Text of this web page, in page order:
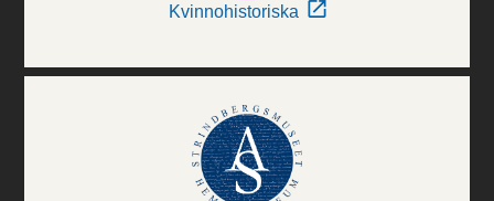
Kvinnohistoriska